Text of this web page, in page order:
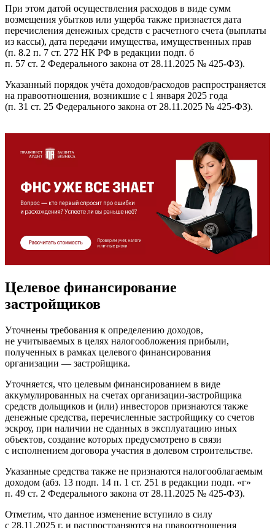
При этом датой осуществления расходов в виде сумм
возмещения убытков или ущерба также признается дата
перечисления денежных средств с расчетного счета (выплаты
из кассы), дата передачи имущества, имущественных прав
(п. 8.2 п. 7 ст. 272 НК РФ в редакции подп. б
п. 57 ст. 2 Федерального закона от 28.11.2025 № 425-ФЗ).
Указанный порядок учёта доходов/расходов распространяется
на правоотношения, возникшие с 1 января 2025 года
(п. 31 ст. 25 Федерального закона от 28.11.2025 № 425-ФЗ).
Целевое финансирование
застройщиков
Уточнены требования к определению доходов,
не учитываемых в целях налогообложения прибыли,
полученных в рамках целевого финансирования
организации — застройщика.
Уточняется, что целевым финансированием в виде
аккумулированных на счетах организации-застройщика
средств дольщиков и (или) инвесторов признаются также
денежные средства, перечисленные застройщику со счетов
эскроу, при наличии не сданных в эксплуатацию иных
объектов, создание которых предусмотрено в связи
с исполнением договора участия в долевом строительстве.
Указанные средства также не признаются налогооблагаемым
доходом (абз. 13 подп. 14 п. 1 ст. 251 в редакции подп. «г»
п. 49 ст. 2 Федерального закона от 28.11.2025 № 425-ФЗ).
Отметим, что данное изменение вступило в силу
с 28.11.2025 г. и распространяются на правоотношения